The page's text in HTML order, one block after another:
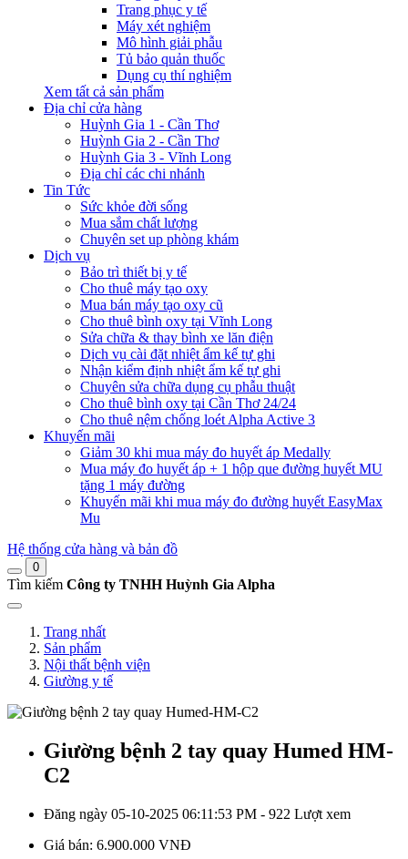
Trang phục y tế
Máy xét nghiệm
Mô hình giải phẫu
Tủ bảo quản thuốc
Dụng cụ thí nghiệm
Xem tất cả sản phẩm
Địa chỉ cửa hàng
Huỳnh Gia 1 - Cần Thơ
Huỳnh Gia 2 - Cần Thơ
Huỳnh Gia 3 - Vĩnh Long
Địa chỉ các chi nhánh
Tin Tức
Sức khỏe đời sống
Mua sắm chất lượng
Chuyên set up phòng khám
Dịch vụ
Bảo trì thiết bị y tế
Cho thuê máy tạo oxy
Mua bán máy tạo oxy cũ
Cho thuê bình oxy tại Vĩnh Long
Sửa chữa & thay bình xe lăn điện
Dịch vụ cài đặt nhiệt ẩm kế tự ghi
Nhận kiểm định nhiệt ẩm kế tự ghi
Chuyên sửa chữa dụng cụ phẫu thuật
Cho thuê bình oxy tại Cần Thơ 24/24
Cho thuê nệm chống loét Alpha Active 3
Khuyến mãi
Giảm 30 khi mua máy đo huyết áp Medally
Mua máy đo huyết áp + 1 hộp que đường huyết MU
tặng 1 máy đường
Khuyến mãi khi mua máy đo đường huyết EasyMax
Mu
Hệ thống cửa hàng và bản đồ
0
Tìm kiếm Công ty TNHH Huỳnh Gia Alpha
Trang nhất
Sản phẩm
Nội thất bệnh viện
Giường y tế
Giường bệnh 2 tay quay Humed HM-
C2
Đăng ngày 05-10-2025 06:11:53 PM - 922 Lượt xem
Giá bán: 6.900.000 VNĐ